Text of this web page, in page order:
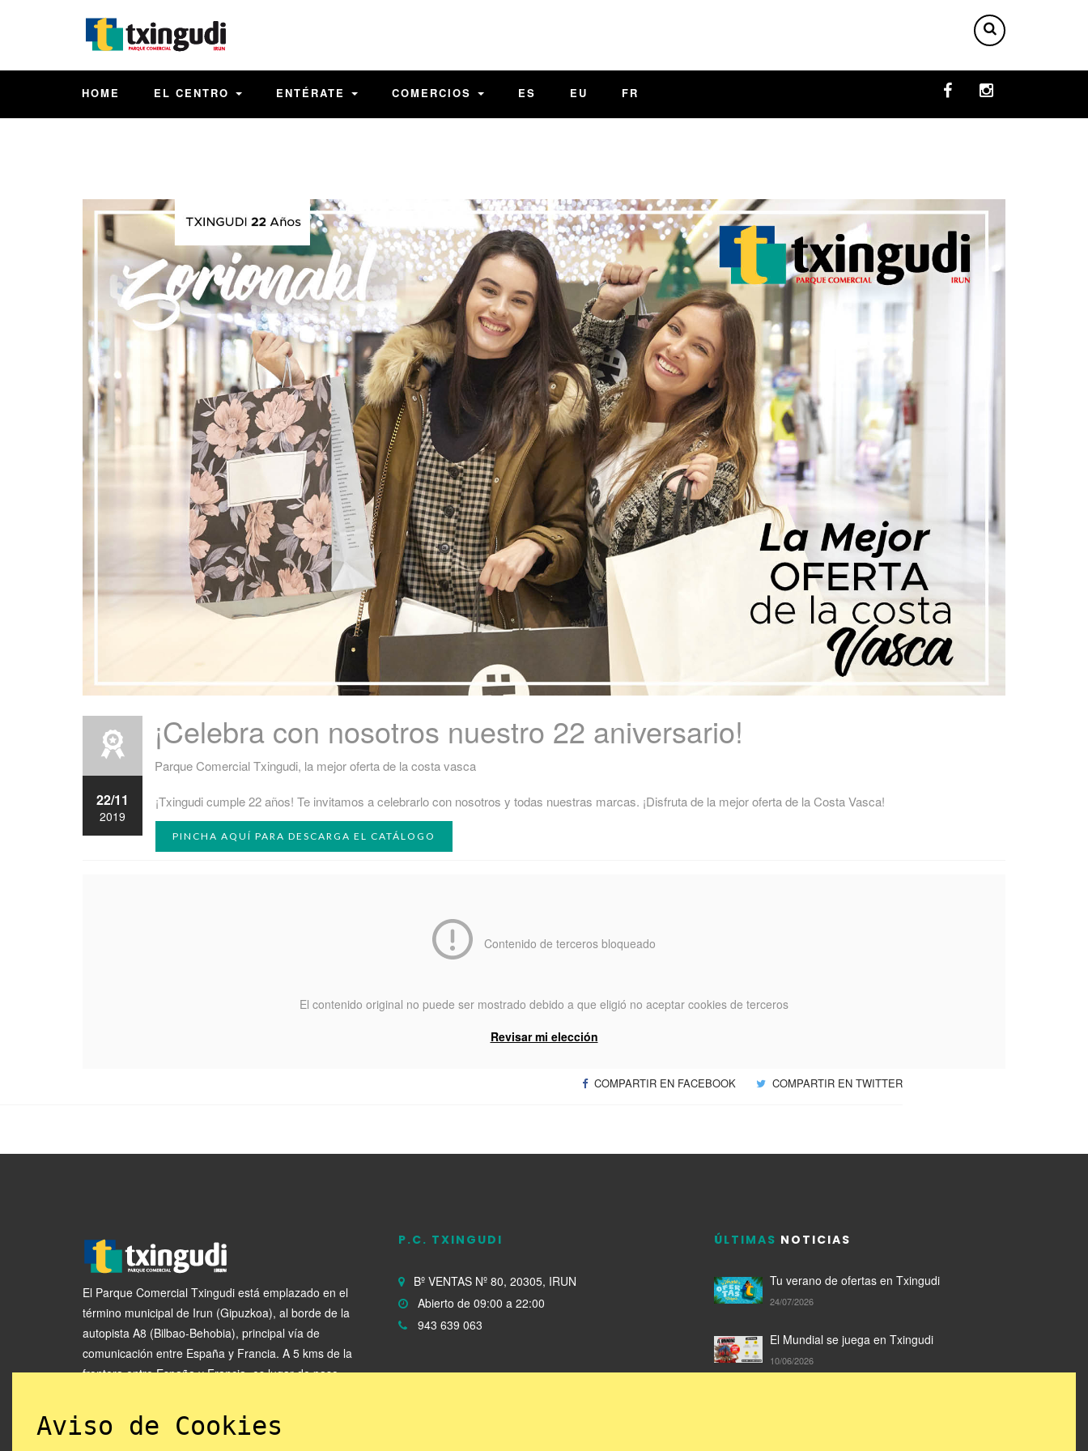
HOME EL CENTRO ENTÉRATE COMERCIOS ES EU FR
¡Celebra con nosotros nuestro 22 aniversario!
Parque Comercial Txingudi, la mejor oferta de la costa vasca
22/11
2019
¡Txingudi cumple 22 años! Te invitamos a celebrarlo con nosotros y todas nuestras marcas. ¡Disfruta de la mejor oferta de la Costa Vasca!
PINCHA AQUÍ PARA DESCARGA EL CATÁLOGO
Contenido de terceros bloqueado
El contenido original no puede ser mostrado debido a que eligió no aceptar cookies de terceros
Revisar mi elección
COMPARTIR EN FACEBOOK COMPARTIR EN TWITTER
El Parque Comercial Txingudi está emplazado en el
término municipal de Irun (Gipuzkoa), al borde de la
autopista A8 (Bilbao-Behobia), principal vía de
comunicación entre España y Francia. A 5 kms de la
frontera entre España y Francia, es lugar de paso
P.C. TXINGUDI
Bº VENTAS Nº 80, 20305, IRUN
Abierto de 09:00 a 22:00
943 639 063
ÚLTIMAS NOTICIAS
Tu verano de ofertas en Txingudi
24/07/2026
El Mundial se juega en Txingudi
10/06/2026
Aviso de Cookies